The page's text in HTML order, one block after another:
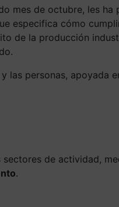
mes de octubre, les
especifica cómo
de la producción
las personas, apoyada
de actividad,
.